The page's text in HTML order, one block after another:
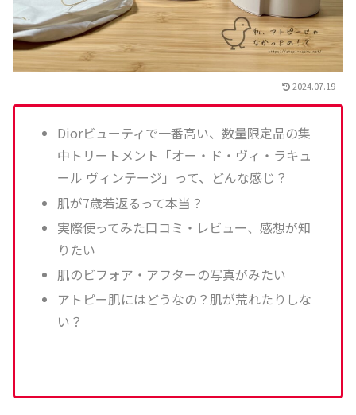
2024.07.19
Diorビューティで一番高い、数量限定品の集
中トリートメント「オー・ド・ヴィ・ラキュ
ール ヴィンテージ」って、どんな感じ？
肌が7歳若返るって本当？
実際使ってみた口コミ・レビュー、感想が知
りたい
肌のビフォア・アフターの写真がみたい
アトピー肌にはどうなの？肌が荒れたりしな
い？